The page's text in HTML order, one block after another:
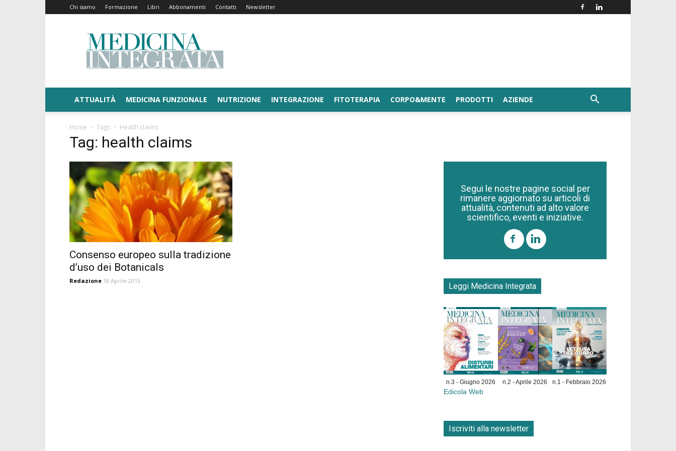
Chi siamo Formazione Libri Abbonamenti Contatti Newsletter
Medicina
Integrata
ATTUALITÀ MEDICINA FUNZIONALE NUTRIZIONE INTEGRAZIONE FITOTERAPIA CORPO&MENTE PRODOTTI AZIENDE
Home Tags Health claims
Tag: health claims
Consenso europeo sulla tradizione
d’uso dei Botanicals
Redazione 18 Aprile 2013
Segui le nostre pagine social per
rimanere aggiornato su articoli di
attualità, contenuti ad alto valore
scientifico, eventi e iniziative.
Leggi Medicina Integrata
n.3 - Giugno 2026 n.2 - Aprile 2026 n.1 - Febbraio 2026
Edicola Web
Iscriviti alla newsletter